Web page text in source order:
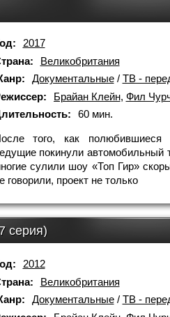
2017
Великобритания
Документальные/ ТВ -
Брайан Клейн, Фил
60 мин.
того, как полюбившиеся
покинули автомобильный
сулили шоу «Топ Гир»
говорили, проект не только
серия)
2012
Великобритания
Документальные/ ТВ -